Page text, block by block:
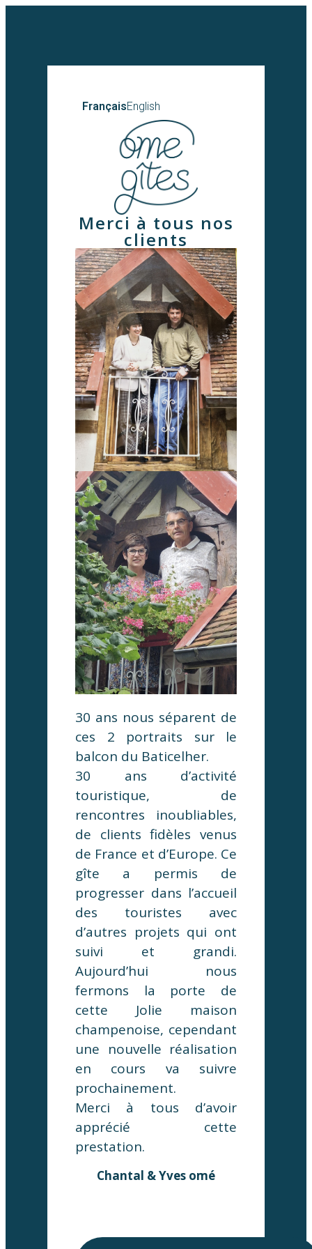
FrançaisEnglish
Merci à tous nos
clients
30 ans nous séparent de
ces 2 portraits sur le
balcon du Baticelher.
30 ans d’activité
touristique, de
rencontres inoubliables,
de clients fidèles venus
de France et d’Europe. Ce
gîte a permis de
progresser dans l’accueil
des touristes avec
d’autres projets qui ont
suivi et grandi.
Aujourd’hui nous
fermons la porte de
cette Jolie maison
champenoise, cependant
une nouvelle réalisation
en cours va suivre
prochainement.
Merci à tous d’avoir
apprécié cette
prestation.
Chantal & Yves omé